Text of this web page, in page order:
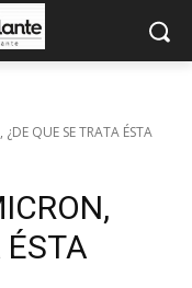
QUE SE TRATA ÉSTA
ÉSTA